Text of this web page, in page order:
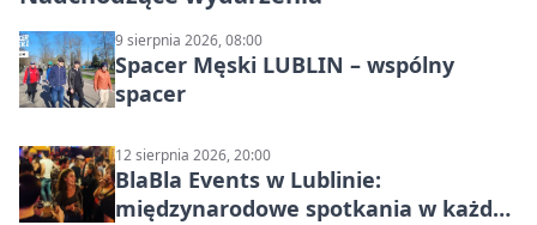
9 sierpnia 2026, 08:00
Spacer Męski LUBLIN – wspólny
spacer
12 sierpnia 2026, 20:00
BlaBla Events w Lublinie:
międzynarodowe spotkania w każdą